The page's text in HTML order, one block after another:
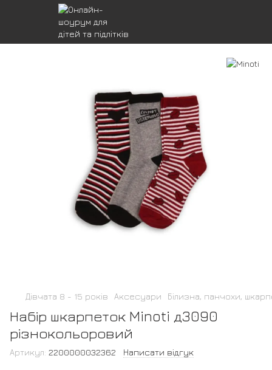
Дівчата 8 - 15 років Аксесуари Білизна, панчохи,
Набір шкарпеток Minoti д3090
різнокольоровий
Артикул: 2200000032362 Написати відгук